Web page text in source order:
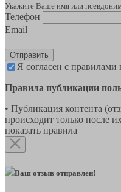
Укажите Ваше имя или
Телефон
Email
Отправить
Я согласен с
Правила публикации
• Публикация контента
происходит только после
показать правила
Ваш отзыв отправлен!